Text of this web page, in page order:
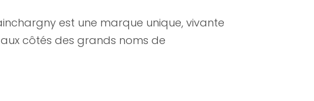
est une marque unique, vivante
côtés des grands noms de